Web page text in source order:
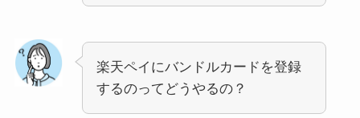
楽天ペイにバンドルカードを登録
するのってどうやるの？